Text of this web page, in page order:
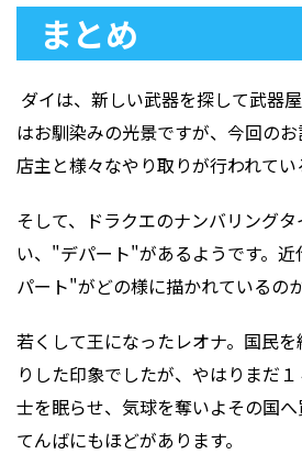
まとめ
ダイは、新しい武器を探して武器
はお馴染みの光景ですが、今回のお
店主と様々なやり取りが行われてい
そして、ドラクエのナンバリング
い、"デパート"があるようです。
パート"がどの様に描かれているの
若くして王になったレオナ。国民
りした印象でしたが、やはりまだ
士を眠らせ、気球を奪いよその国
てんばにもほどがあります。